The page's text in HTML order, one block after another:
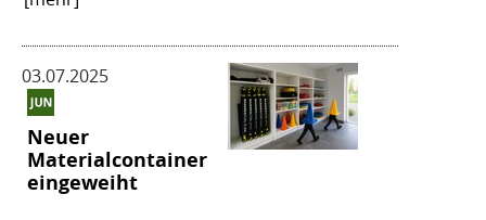
03.07.2025
Neuer
Materialcontainer
eingeweiht